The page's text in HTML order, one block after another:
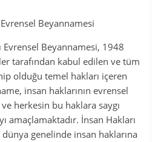
Beyannamesi
Evrensel Beyannamesi, 1948
tarafından kabul edilen ve tüm
olduğu temel hakları içeren
insan haklarının evrensel
herkesin bu haklara saygı
amaçlamaktadır. İnsan Hakları
genelinde insan haklarına